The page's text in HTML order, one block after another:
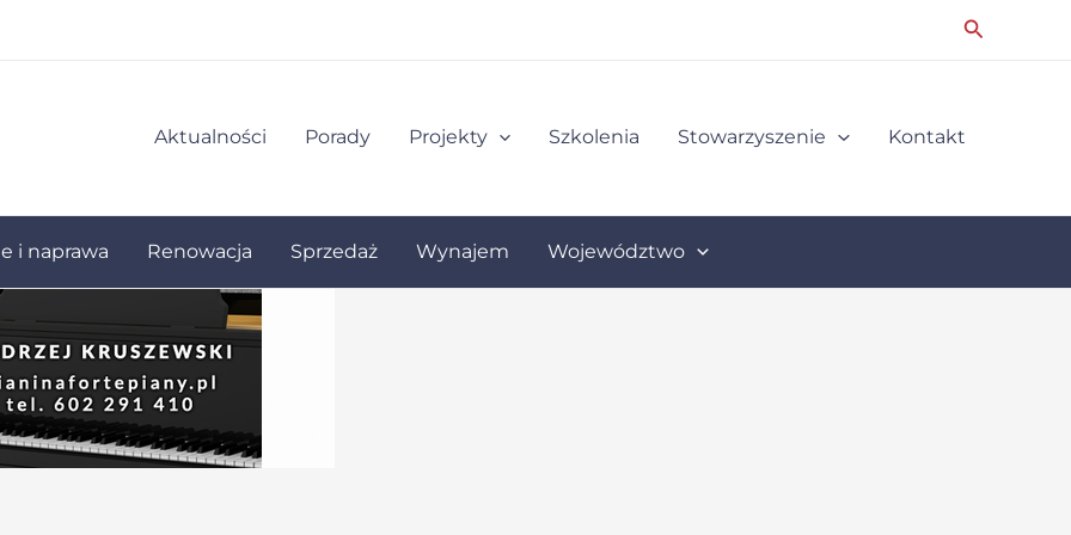
Search
Aktualności Porady Projekty Szkolenia Stowarzyszenie Kontakt
i naprawa Renowacja Sprzedaż Wynajem Województwo